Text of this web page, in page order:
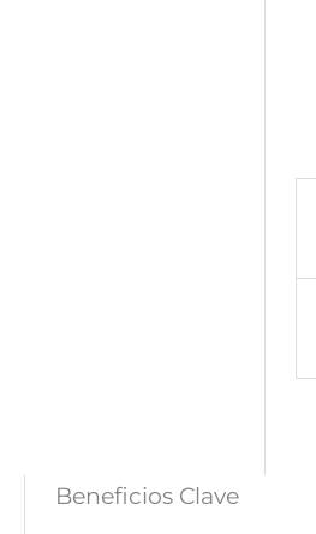
Beneficios Clave